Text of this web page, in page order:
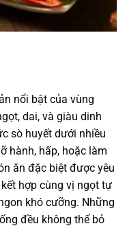
nổi bật của vùng
dai, và giàu dinh
sò huyết dưới nhiều
hành, hấp, hoặc làm
ăn đặc biệt được yêu
hợp cùng vị ngọt tự
khó cưỡng. Những
đều không thể bỏ